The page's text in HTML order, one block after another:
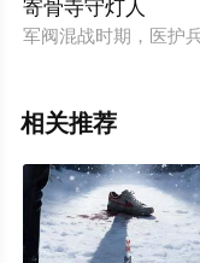
寄骨寺守灯人
军阀混战时期，医护
相关推荐